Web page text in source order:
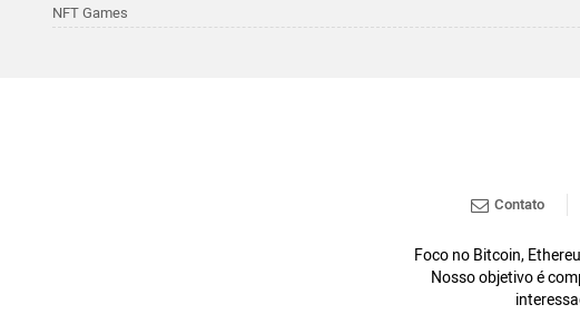
NFT Games
Contato
Foco no Bitcoin,
Nosso objetivo é